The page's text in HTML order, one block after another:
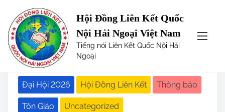
Hội Đồng Liên Kết Quốc
Nội Hải Ngoại Việt Nam
Tiếng nói Liên Kết Quốc Nội Hải
Ngoại
Home/Đại Hội 2026/ Thư mời tham dự Đại Hội
Khoáng Đại Hội Đồng Liên Kết Quốc Nội Hải Ngoại
Việt Nam.
Đại Hội 2026 Hội Đồng Liên Kết Thông báo
Tôn Giáo Uncategorized